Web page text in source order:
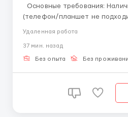
Основные требования: Наличие ПК или ноутбука
(телефон/планшет не
доступ в Интернет;
на выбор Комфортные
Достойная оплата труд...
Удаленная работа
37 мин. назад
Без опыта Без